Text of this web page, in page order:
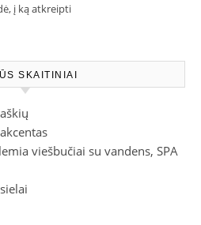
į ką atkreipti
SKAITINIAI
viešbučiai su vandens, SPA